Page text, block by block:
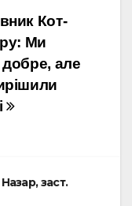
Кот-
Ми
добре, але
заст.